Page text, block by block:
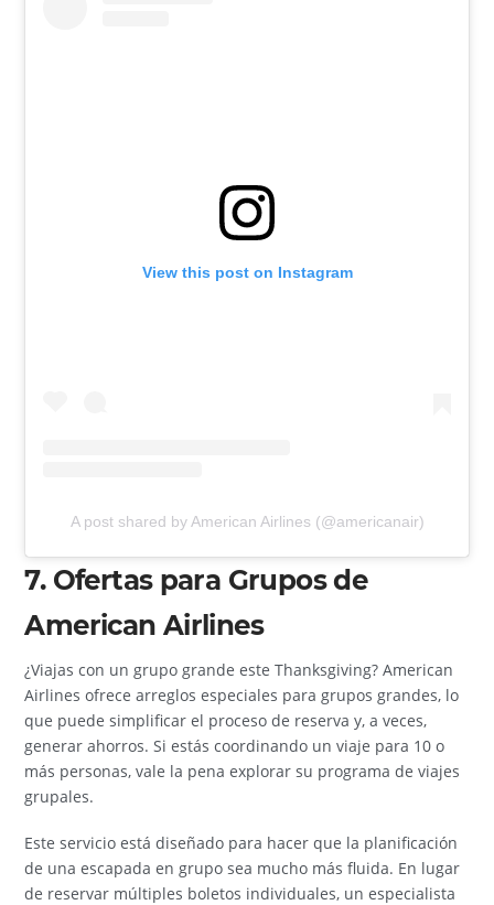
View this post on Instagram
A post shared by American Airlines (@americanair)
7. Ofertas para Grupos de
American Airlines
¿Viajas con un grupo grande este Thanksgiving? American
Airlines ofrece arreglos especiales para grupos grandes, lo
que puede simplificar el proceso de reserva y, a veces,
generar ahorros. Si estás coordinando un viaje para 10 o
más personas, vale la pena explorar su programa de viajes
grupales.
Este servicio está diseñado para hacer que la planificación
de una escapada en grupo sea mucho más fluida. En lugar
de reservar múltiples boletos individuales, un especialista